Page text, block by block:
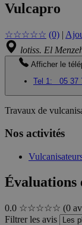
Vulcapro
☆☆☆☆☆ (0) |
lotiss. El
Afficher le
Tel 1:
05 37
Travaux de
Nos activités
Évaluations
0.0 ☆☆☆☆☆ (0
Filtrer les avis